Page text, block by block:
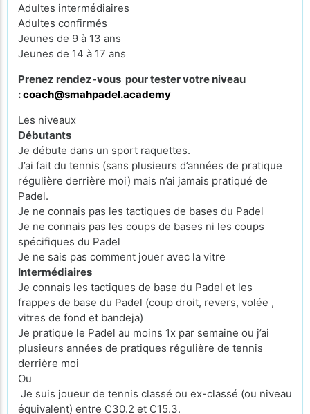
Adultes intermédiaires
Adultes confirmés
Jeunes de 9 à 13 ans
Jeunes de 14 à 17 ans
Prenez rendez-vous pour tester votre niveau
:coach@smahpadel.academy
Les niveaux
Débutants
Je débute dans un sport raquettes.
J’ai fait du tennis (sans plusieurs d’années de pratique
régulière derrière moi) mais n’ai jamais pratiqué de
Padel.
Je ne connais pas les tactiques de bases du Padel
Je ne connais pas les coups de bases ni les coups
spécifiques du Padel
Je ne sais pas comment jouer avec la vitre
Intermédiaires
Je connais les tactiques de base du Padel et les
frappes de base du Padel (coup droit, revers, volée ,
vitres de fond et bandeja)
Je pratique le Padel au moins 1x par semaine ou j’ai
plusieurs années de pratiques régulière de tennis
derrière moi
Ou
Je suis joueur de tennis classé ou ex-classé (ou niveau
équivalent) entre C30.2 et C15.3.